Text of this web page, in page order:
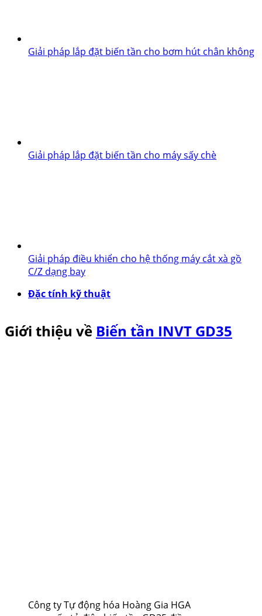
Giải pháp lắp đặt biến tần cho bơm hút chân không
Giải pháp lắp đặt biến tần cho máy sấy chè
Giải pháp điều khiển cho hệ thống máy cắt xà gồ
C/Z dạng bay
Đặc tính kỹ thuật
Giới thiệu về Biến tần INVT GD35
Công ty Tự động hóa Hoàng Gia HGA